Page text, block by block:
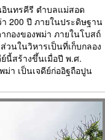
นทรคีรี ตำบลแม่สอด
า 200 ปี ภายในประดิษฐาน
กองของพม่า ภายในโบสถ์
นในวิหารเป็นที่เก็บกลอง
นี้สร้างขึ้นเมื่อปี พ.ศ.
ม่า เป็นเจดีย์ก่ออิฐถือปูน